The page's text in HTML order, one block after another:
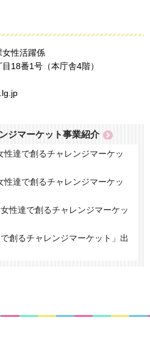
女性活躍係
18番1号（本庁舎4階）
ジマーケット事業紹介
達で創るチャレンジマーケッ
達で創るチャレンジマーケッ
性達で創るチャレンジマーケッ
創るチャレンジマーケット」出